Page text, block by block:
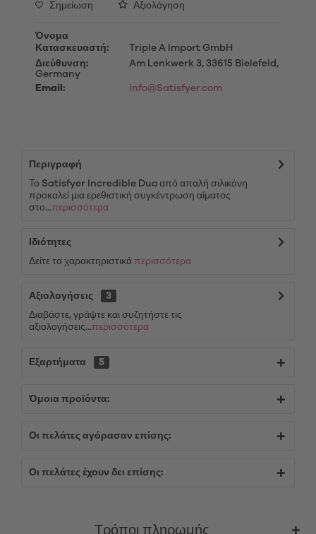
Σημείωση Αξιολόγηση
Όνομα
Κατασκευαστή:
Triple A Import GmbH
Διεύθυνση:
Am Lenkwerk 3, 33615 Bielefeld,
Germany
Email:
info@Satisfyer.com
Περιγραφή
Το Satisfyer Incredible Duo από απαλή σιλικόνη
προκαλεί μια ερεθιστική συγκέντρωση αίματος
στο...περισσότερα
Ιδιότητες
Δείτε τα χαρακτηριστικά περισσότερα
Αξιολογήσεις
3
Διαβάστε, γράψτε και συζητήστε τις
αξιολογήσεις...περισσότερα
Εξαρτήματα 5
Όμοια προϊόντα:
Οι πελάτες αγόρασαν επίσης:
Οι πελάτες έχουν δει επίσης:
Τρόποι πληρωμής